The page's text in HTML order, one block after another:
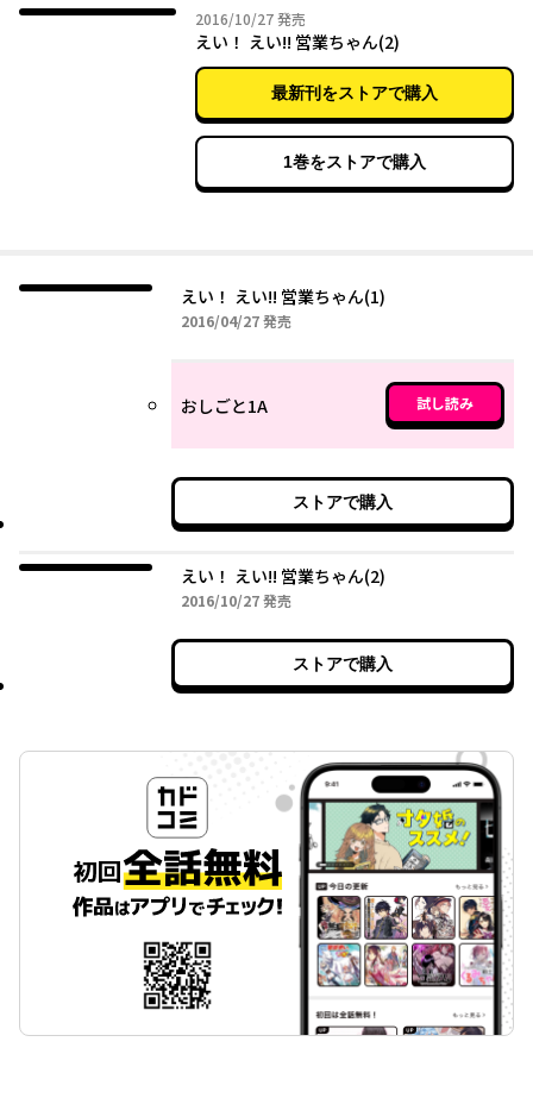
2016/10/272016年10月27日
発売
えい！ えい!! 営業ちゃん(2)
最新刊をストアで購入
1巻をストアで購入
えい！ えい!! 営業ちゃん(1)
2016/04/272016年04月27日
発売
おしごと1A 試し読み
ストアで購入
えい！ えい!! 営業ちゃん(2)
2016/10/272016年10月27日
発売
ストアで購入